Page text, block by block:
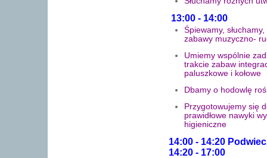
13:00 - 14:00
Śpiewamy,
zabawy muzyczno-
Umiemy wspólnie
trakcie zabaw
paluszkowe i kołowe
Dbamy o hodowlę
Przygotowujemy się
prawidłowe nawyki
higieniczne
14:00 - 14:20
14:20 - 17:00